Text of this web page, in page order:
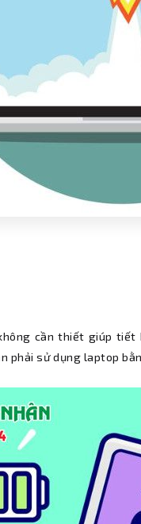
cần thiết giúp tiết
phải sử dụng laptop